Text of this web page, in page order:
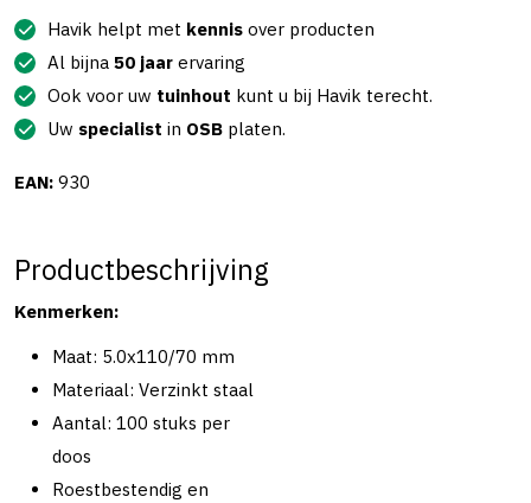
Havik helpt met kennis over producten
Al bijna 50 jaar ervaring
Ook voor uw tuinhout kunt u bij Havik terecht.
Uw specialist in OSB platen.
EAN: 930
Productbeschrijving
Kenmerken:
Maat: 5.0x110/70 mm
Materiaal: Verzinkt staal
Aantal: 100 stuks per
doos
Roestbestendig en